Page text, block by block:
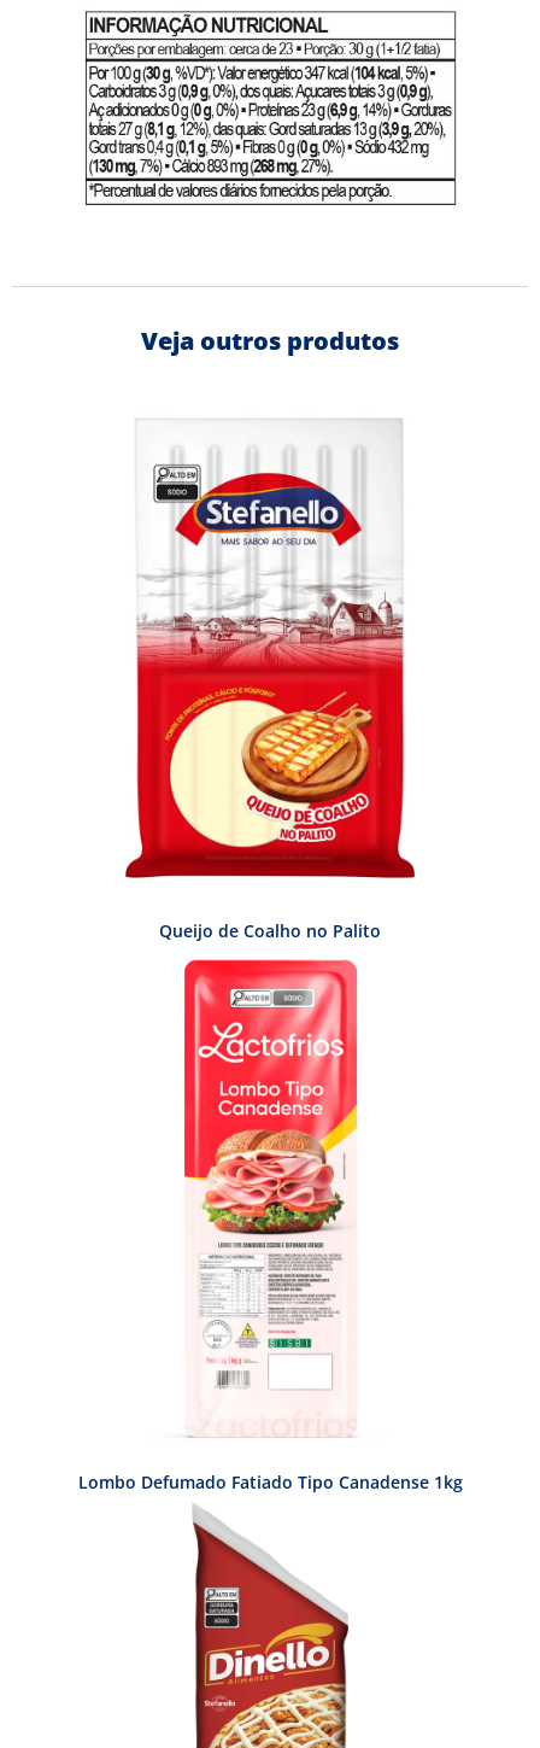
Veja outros produtos
Queijo de Coalho no Palito
Lombo Defumado Fatiado Tipo Canadense 1kg